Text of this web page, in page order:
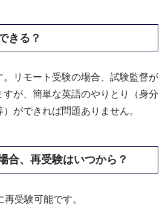
きる？
。リモート受験の場合、試験監督が
が、簡単な英語のやりとり（身分
ができれば問題ありません。
合、再受験はいつから？
受験可能です。